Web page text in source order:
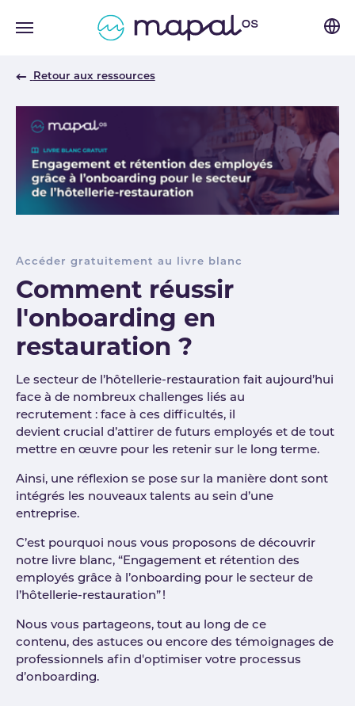
Retour aux ressources
Accéder gratuitement au livre blanc
Comment réussir
l'onboarding en
restauration ?
Le secteur de l’hôtellerie-restauration fait aujourd’hui
face à de nombreux challenges liés au
recrutement : face à ces difficultés, il
devient crucial d’attirer de futurs employés et de tout
mettre en œuvre pour les retenir sur le long terme.
Ainsi, une réflexion se pose sur la manière dont sont
intégrés les nouveaux talents au sein d’une
entreprise.
C’est pourquoi nous vous proposons de découvrir
notre livre blanc, “Engagement et rétention des
employés grâce à l’onboarding pour le secteur de
l’hôtellerie-restauration” !
Nous vous partageons, tout au long de ce
contenu, des astuces ou encore des témoignages de
professionnels afin d'optimiser votre processus
d’onboarding.